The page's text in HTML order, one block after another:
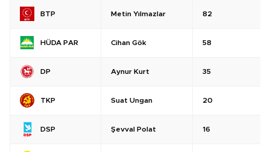
BTP Metin Yılmazlar 82
HÜDA PAR Cihan Gök 58
DP Aynur Kurt 35
TKP Suat Ungan 20
DSP Şevval Polat 16